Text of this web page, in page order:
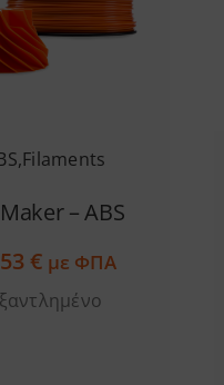
,Filaments
– ABS
€ με ΦΠΑ